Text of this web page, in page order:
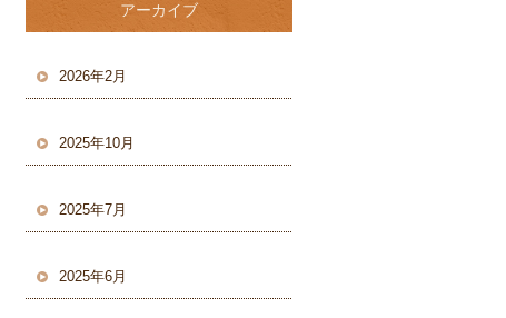
アーカイブ
2026年2月
2025年10月
2025年7月
2025年6月